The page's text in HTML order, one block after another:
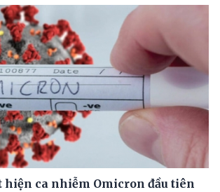
hiện ca nhiễm Omicron đầu tiên